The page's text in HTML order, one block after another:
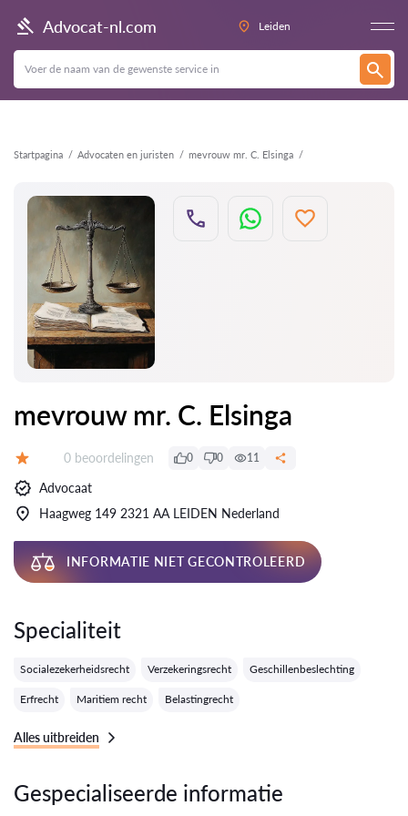
Advocat-nl.com Leiden
Startpagina Advocaten en juristen mevrouw mr. C. Elsinga
Terug
mevrouw mr. C. Elsinga
Getuigenissen:
0 beoordelingen 0 0 11
Advocaat
Haagweg 149 2321 AA LEIDEN Nederland
INFORMATIE NIET GECONTROLEERD
Specialiteit
Socialezekerheidsrecht Verzekeringsrecht Geschillenbeslechting
Erfrecht Maritiem recht Belastingrecht
Alles uitbreiden
Gespecialiseerde informatie